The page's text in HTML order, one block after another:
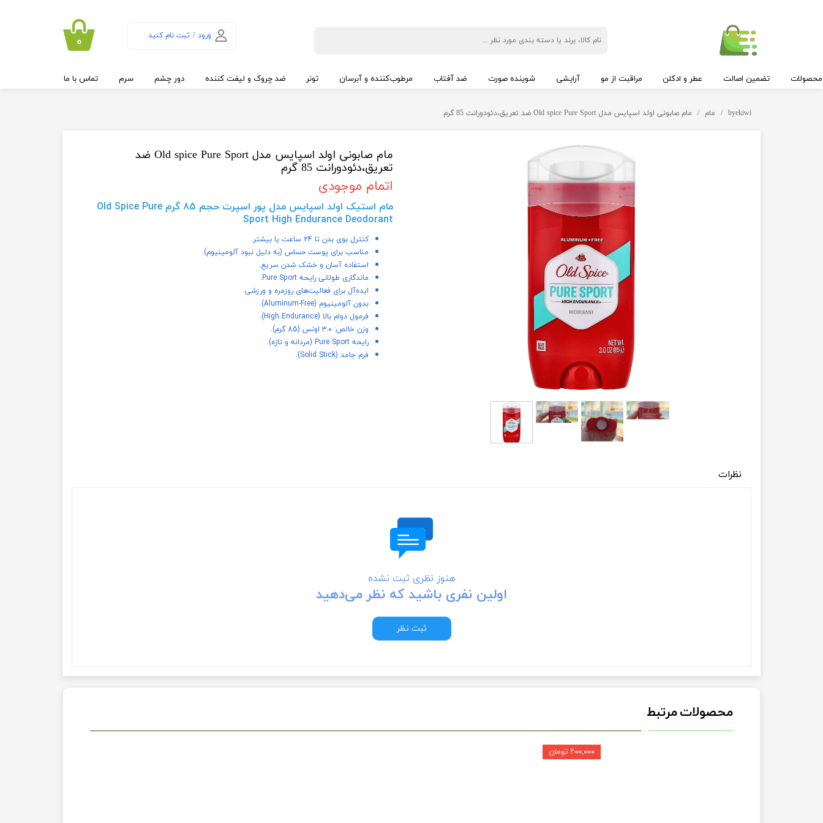
ورود / ثبت نام کنید
تغییر گذر واژه
۰
تضمین اصالت عطر و ادکلن مراقبت از مو آرایشی شوینده صورت ضد آفتاب مرطوب‌کننده و آبرسان تونر ضد چروک و لیفت کننده دور چشم سرم تماس با ما
byekiwi مام مام صابونی اولد اسپایس مدل Old spice Pure Sport ضد تعریق،دئودورانت 85 گرم
مام صابونی اولد اسپایس مدل Old spice Pure Sport ضد
تعریق،دئودورانت 85 گرم
اتمام موجودی
مام استیک اولد اسپایس مدل پور اسپرت حجم 85 گرم Old Spice Pure
Sport High Endurance Deodorant
کنترل بوی بدن تا 24 ساعت یا بیشتر.
مناسب برای پوست حساس (به دلیل نبود آلومینیوم).
استفاده آسان و خشک شدن سریع.
ماندگاری طولانی رایحه Pure Sport.
ایده‌آل برای فعالیت‌های روزمره و ورزشی.
بدون آلومینیوم (Aluminum-Free).
فرمول دوام بالا (High Endurance).
وزن خالص: ۳.۰ اونس (85 گرم).
رایحه Pure Sport (مردانه و تازه).
فرم جامد (Solid Stick).
نظرات
هنوز نظری ثبت نشده
اولین نفری باشید که نظر می‌دهید
ثبت نظر
محصولات مرتبط
۲۰۰,۰۰۰ تومان